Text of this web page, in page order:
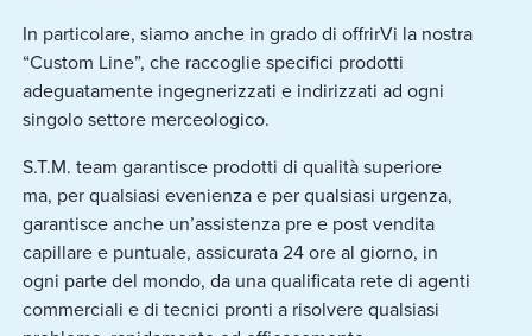
In particolare, siamo anche in grado di offrirVi la nostra
“Custom Line”, che raccoglie specifici prodotti
adeguatamente ingegnerizzati e indirizzati ad ogni
singolo settore merceologico.
S.T.M. team garantisce prodotti di qualità superiore
ma, per qualsiasi evenienza e per qualsiasi urgenza,
garantisce anche un’assistenza pre e post vendita
capillare e puntuale, assicurata 24 ore al giorno, in
ogni parte del mondo, da una qualificata rete di agenti
commerciali e di tecnici pronti a risolvere qualsiasi